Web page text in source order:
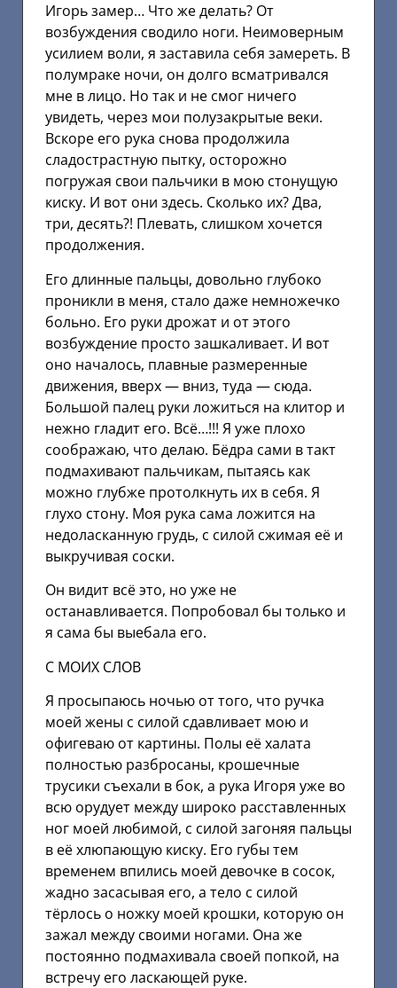
Игорь замер… Что же делать? От
возбуждения сводило ноги. Неимоверным
усилием воли, я заставила себя замереть. В
полумраке ночи, он долго всматривался
мне в лицо. Но так и не смог ничего
увидеть, через мои полузакрытые веки.
Вскоре его рука снова продолжила
сладострастную пытку, осторожно
погружая свои пальчики в мою стонущую
киску. И вот они здесь. Сколько их? Два,
три, десять?! Плевать, слишком хочется
продолжения.
Его длинные пальцы, довольно глубоко
проникли в меня, стало даже немножечко
больно. Его руки дрожат и от этого
возбуждение просто зашкаливает. И вот
оно началось, плавные размеренные
движения, вверх — вниз, туда — сюда.
Большой палец руки ложиться на клитор и
нежно гладит его. Всё…!!! Я уже плохо
соображаю, что делаю. Бёдра сами в такт
подмахивают пальчикам, пытаясь как
можно глубже протолкнуть их в себя. Я
глухо стону. Моя рука сама ложится на
недоласканную грудь, с силой сжимая её и
выкручивая соски.
Он видит всё это, но уже не
останавливается. Попробовал бы только и
я сама бы выебала его.
С МОИХ СЛОВ
Я просыпаюсь ночью от того, что ручка
моей жены с силой сдавливает мою и
офигеваю от картины. Полы её халата
полностью разбросаны, крошечные
трусики съехали в бок, а рука Игоря уже во
всю орудует между широко расставленных
ног моей любимой, с силой загоняя пальцы
в её хлюпающую киску. Его губы тем
временем впились моей девочке в сосок,
жадно засасывая его, а тело с силой
тёрлось о ножку моей крошки, которую он
зажал между своими ногами. Она же
постоянно подмахивала своей попкой, на
встречу его ласкающей руке.